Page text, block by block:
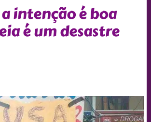
intenção é boa
é um desastre